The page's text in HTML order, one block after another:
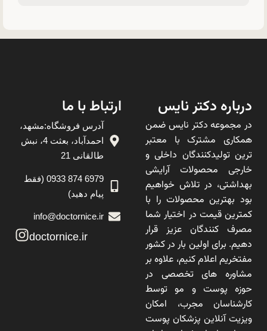
درباره دکتر نایس
در مجموعه دکتر نایس ضمن
همکاری مشترک با معتبر
ترین تولیدکنندگان داخلی و
خارجی محصولات آرایشی
بهداشتی، در تلاش خواهیم
بود بهترین محصولات را با
کمترین قیمت در اختیار شما
مصرف کنندگان عزیز قرار
دهیم. برای اولین بار در کشور
مفتخریم اعلام کنیم، علاوه بر
مشاوره های تخصصی در
حوزه پوست و مو توسط
کارشناسان مجرب، امکان
ویزیت آنلاین پزشکان پوست
ارتباط با ما
آدرس فروشگاه:مشهد،
احمدآباد، بعثت 4، نبش
طالقانی 21
6979 874 0933 (فقط
پیام دهید)
info@doctornice.ir
doctornice.ir